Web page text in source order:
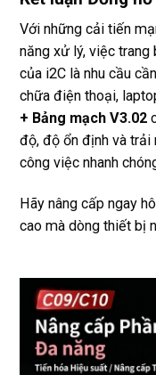
Với những cải tiến
năng xử lý, việc trang
của i2C là nhu cầu
chữa điện thoại,
+ Bảng mạch V3.02
độ, độ ổn định và trải
công việc nhanh
Hãy nâng cấp ngay
cao mà dòng thiết bị